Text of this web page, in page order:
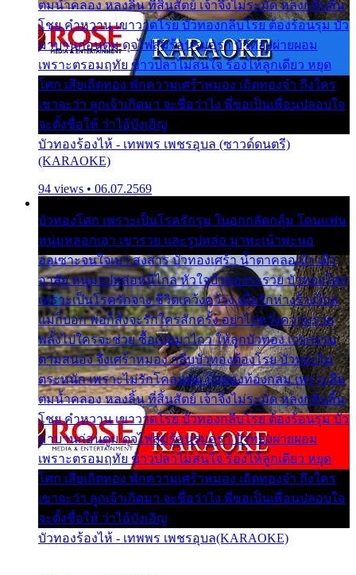
ตมน้ำคลอง หลงลิ้น ที่สิ้นสัตย์ เจ้าจึงไม่ระมัด หลงกลิ่นลิ้น
โชย คำหวาน เขาวาดโรย บัวทองกลีบโรย ต้องร้อนรุม บัว
มาบานก่อนตูม ดุจไฟสุมร้อนรุมอุรา บัวทองผ่ายผอม
เพราะตรอมฤทัย ข้าวปลาไม่สนใจ ร้องไห้ลูกเดียว หยุด
โศก เสียเถิดทอง พักความเศร้าหมอง เถิดทองจ๋า ถึงใคร
เขาจะว่า ลูกเจ้าเกิดมา จะชื่อว่าไง พี่ขอเป็นเพื่อนปลอบใจ
จะตั้งชื่อให้ ว่าไอ้บังเอิญ
บัวทองร้องไห้ - เทพพร เพชรอุบล (ซาวด์ดนตรี)
(KARAOKE)
94 views • 06.07.2569
บัวทองโศก เพราะเป็นโรครักรุม ในอกกลัดกลุ้ม โดนแฟน
หนุ่มหลอกเอา เขารวย และรูปหล่อ มาพะเน้าพะนอ
ออเซาะจนใจเบา สงสาร บัวทองเศร้า น้ำตาคลอเบ้า เฝ้า
อาลัย หนุ่มรูปหล่อหนีไกล หัวใจบัวทองระรวย บัวทองโศก
เพราะเป็นโรครักจาง ชีวิตเคว้งคว้าง เมื่อรักห่างร้างไกล
แม่ก็บอก พ่อก็สั่งจะรักใครสักครั้ง อย่าไปหวังความรวย
พลั้งไปใครจะช่วย ซื้อเปลมาไกว ให้ลูกบัวทอง เวรกรรม
ตามสนอง จึงเศร้าหมอง กลีบบัวทองต้องโรย บัวทองไม่
ตระหนัก เพราะไม่รักโคลนตม บัวทองท้องกลม เพราะลืม
ตมน้ำคลอง หลงลิ้น ที่สิ้นสัตย์ เจ้าจึงไม่ระมัด หลงกลิ่นลิ้น
โชย คำหวาน เขาวาดโรย บัวทองกลีบโรย ต้องร้อนรุม บัว
มาบานก่อนตูม ดุจไฟสุมร้อนรุมอุรา บัวทองผ่ายผอม
เพราะตรอมฤทัย ข้าวปลาไม่สนใจ ร้องไห้ลูกเดียว หยุด
โศก เสียเถิดทอง พักความเศร้าหมอง เถิดทองจ๋า ถึงใคร
เขาจะว่า ลูกเจ้าเกิดมา จะชื่อว่าไง พี่ขอเป็นเพื่อนปลอบใจ
จะตั้งชื่อให้ ว่าไอ้บังเอิญ
บัวทองร้องไห้ - เทพพร เพชรอุบล(KARAOKE)